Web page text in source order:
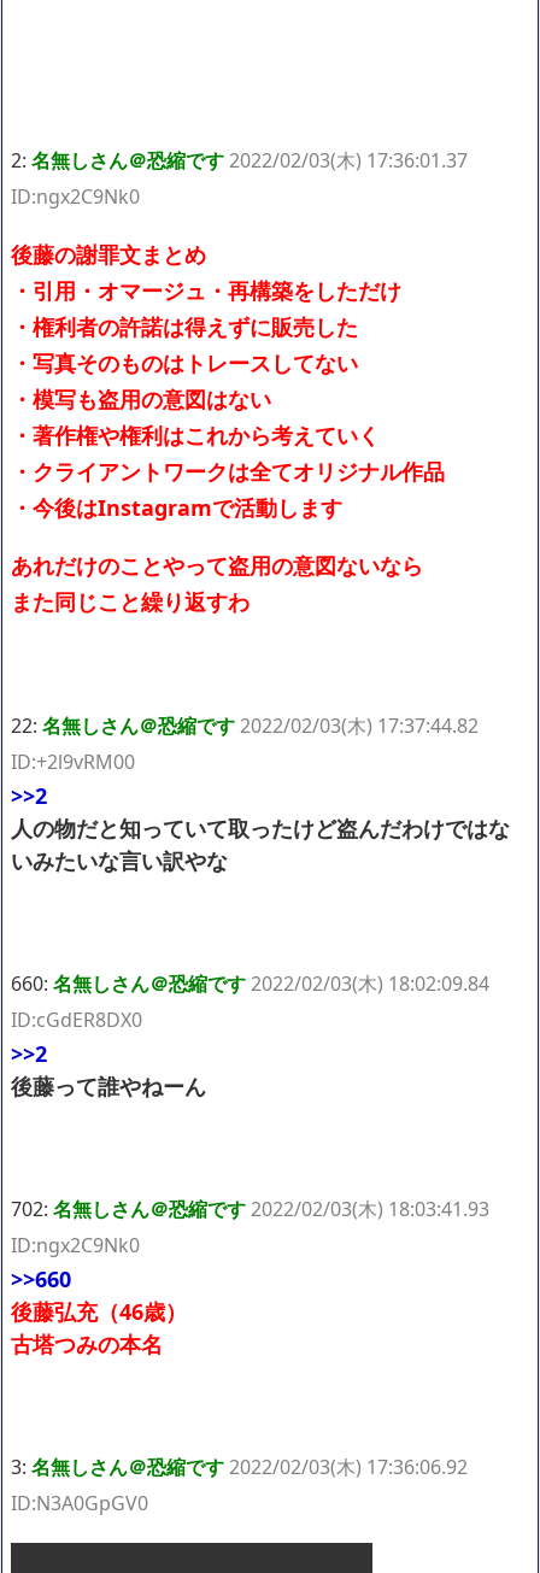
2: 名無しさん＠恐縮です2022/02/03(木) 17:36:01.37
ID:ngx2C9Nk0
後藤の謝罪文まとめ
・引用・オマージュ・再構築をしただけ
・権利者の許諾は得えずに販売した
・写真そのものはトレースしてない
・模写も盗用の意図はない
・著作権や権利はこれから考えていく
・クライアントワークは全てオリジナル作品
・今後はInstagramで活動します
あれだけのことやって盗用の意図ないなら
また同じこと繰り返すわ
22: 名無しさん＠恐縮です2022/02/03(木) 17:37:44.82
ID:+2l9vRM00
>>2
人の物だと知っていて取ったけど盗んだわけではな
いみたいな言い訳やな
660: 名無しさん＠恐縮です2022/02/03(木) 18:02:09.84
ID:cGdER8DX0
>>2
後藤って誰やねーん
702: 名無しさん＠恐縮です2022/02/03(木) 18:03:41.93
ID:ngx2C9Nk0
>>660
後藤弘充（46歳）
古塔つみの本名
3: 名無しさん＠恐縮です2022/02/03(木) 17:36:06.92
ID:N3A0GpGV0